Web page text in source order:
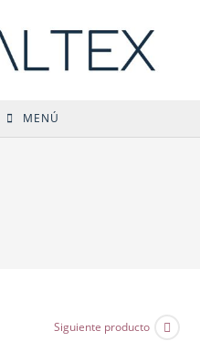
MENÚ
Siguiente producto